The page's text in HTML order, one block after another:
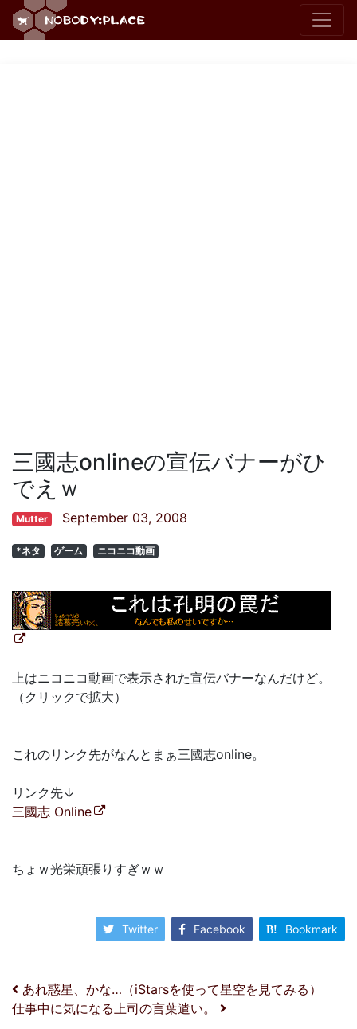
三國志onlineの宣伝バナーがひ
でえｗ
Mutter September 03, 2008
*ネタ ゲーム ニコニコ動画
上はニコニコ動画で表示された宣伝バナーなんだけど。
（クリックで拡大）
これのリンク先がなんとまぁ三國志online。
リンク先↓
三國志 Online
ちょｗ光栄頑張りすぎｗｗ
Twitter Facebook Bookmark
投稿ナビゲーション
あれ惑星、かな…（iStarsを使って星空を見てみる）
仕事中に気になる上司の言葉遣い。